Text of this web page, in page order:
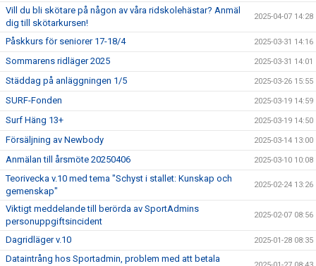
Vill du bli skötare på någon av våra ridskolehästar? Anmäl
dig till skötarkursen!
2025-04-07 14:28
Påskkurs för seniorer 17-18/4 2025-03-31 14:16
Sommarens ridläger 2025 2025-03-31 14:01
Städdag på anläggningen 1/5 2025-03-26 15:55
SURF-Fonden 2025-03-19 14:59
Surf Häng 13+ 2025-03-19 14:50
Försäljning av Newbody 2025-03-14 13:00
Anmälan till årsmöte 20250406 2025-03-10 10:08
Teorivecka v.10 med tema "Schyst i stallet: Kunskap och
gemenskap"
2025-02-24 13:26
Viktigt meddelande till berörda av SportAdmins
personuppgiftsincident
2025-02-07 08:56
Dagridläger v.10 2025-01-28 08:35
Dataintrång hos Sportadmin, problem med att betala